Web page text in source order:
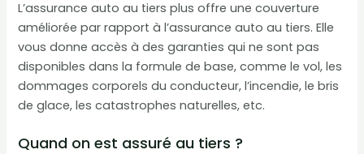
L’assurance auto au tiers plus offre une couverture
améliorée par rapport à l’assurance auto au tiers. Elle
vous donne accès à des garanties qui ne sont pas
disponibles dans la formule de base, comme le vol, les
dommages corporels du conducteur, l’incendie, le bris
de glace, les catastrophes naturelles, etc.
Quand on est assuré au tiers ?